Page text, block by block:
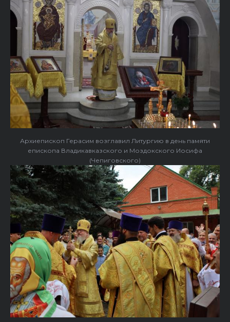
Архиепископ Герасим возглавил Литургию в день памяти
епископа Владикавказского и Моздокского Иосифа
(Чепиговского)